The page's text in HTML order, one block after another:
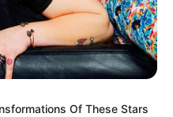
Of These Stars